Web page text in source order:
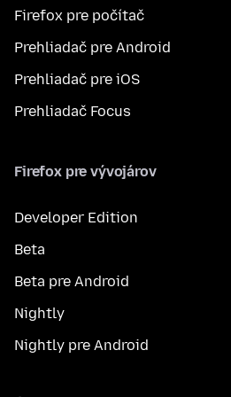
Firefox pre počítač
Prehliadač pre Android
Prehliadač pre iOS
Prehliadač Focus
Firefox pre vývojárov
Developer Edition
Beta
Beta pre Android
Nightly
Nightly pre Android